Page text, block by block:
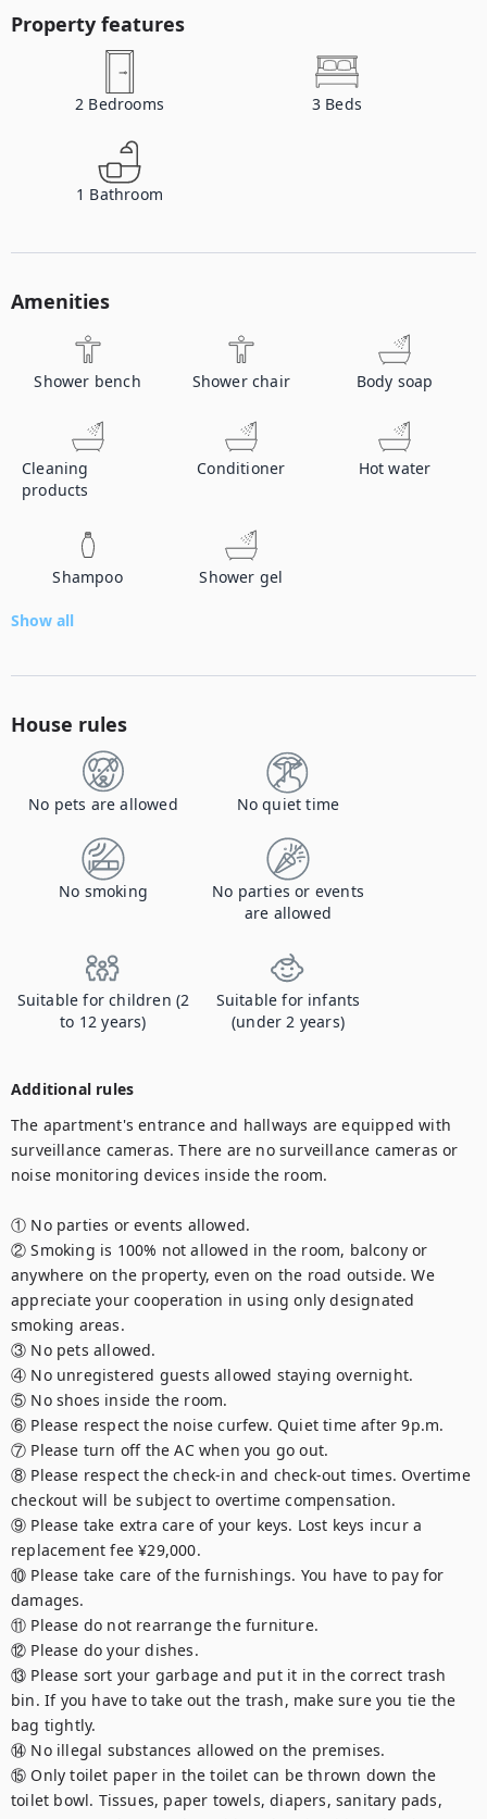
Property features
2 Bedrooms 3 Beds
1 Bathroom
Amenities
Shower bench Shower chair Body soap
Cleaning
products
Conditioner Hot water
Shampoo Shower gel
Show all
House rules
No pets are allowed No quiet time
No smoking
No parties or events
are allowed
Suitable for children (2
to 12 years)
Suitable for infants
(under 2 years)
Additional rules
The apartment's entrance and hallways are equipped with
surveillance cameras. There are no surveillance cameras or
noise monitoring devices inside the room.
① No parties or events allowed.
② Smoking is 100% not allowed in the room, balcony or
anywhere on the property, even on the road outside. We
appreciate your cooperation in using only designated
smoking areas.
③ No pets allowed.
④ No unregistered guests allowed staying overnight.
⑤ No shoes inside the room.
⑥ Please respect the noise curfew. Quiet time after 9p.m.
⑦ Please turn off the AC when you go out.
⑧ Please respect the check-in and check-out times. Overtime
checkout will be subject to overtime compensation.
⑨ Please take extra care of your keys. Lost keys incur a
replacement fee ¥29,000.
⑩ Please take care of the furnishings. You have to pay for
damages.
⑪ Please do not rearrange the furniture.
⑫ Please do your dishes.
⑬ Please sort your garbage and put it in the correct trash
bin. If you have to take out the trash, make sure you tie the
bag tightly.
⑭ No illegal substances allowed on the premises.
⑮ Only toilet paper in the toilet can be thrown down the
toilet bowl. Tissues, paper towels, diapers, sanitary pads,